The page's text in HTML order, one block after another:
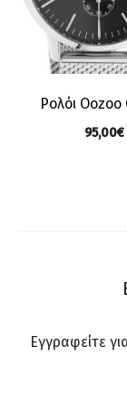
Ρολόι Oozoo
95,00€
Εγγραφείτε